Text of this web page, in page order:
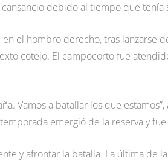
debido al tiempo que
en el hombro derecho, tras lanzarse
cotejo. El campocorto fue
Vamos a batallar los que
emergió de la reserva y
y afrontar la batalla. La última de